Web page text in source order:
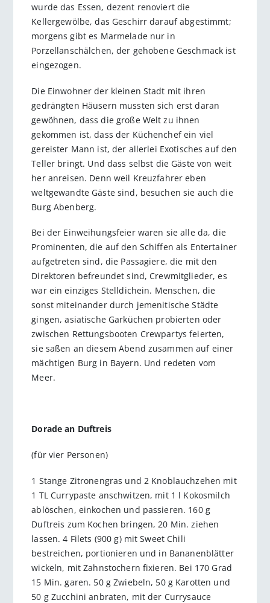
wurde das Essen, dezent renoviert die
Kellergewölbe, das Geschirr darauf abgestimmt;
morgens gibt es Marmelade nur in
Porzellanschälchen, der gehobene Geschmack ist
eingezogen.
Die Einwohner der kleinen Stadt mit ihren
gedrängten Häusern mussten sich erst daran
gewöhnen, dass die große Welt zu ihnen
gekommen ist, dass der Küchenchef ein viel
gereister Mann ist, der allerlei Exotisches auf den
Teller bringt. Und dass selbst die Gäste von weit
her anreisen. Denn weil Kreuzfahrer eben
weltgewandte Gäste sind, besuchen sie auch die
Burg Abenberg.
Bei der Einweihungsfeier waren sie alle da, die
Prominenten, die auf den Schiffen als Entertainer
aufgetreten sind, die Passagiere, die mit den
Direktoren befreundet sind, Crewmitglieder, es
war ein einziges Stelldichein. Menschen, die
sonst miteinander durch jemenitische Städte
gingen, asiatische Garküchen probierten oder
zwischen Rettungsbooten Crewpartys feierten,
sie saßen an diesem Abend zusammen auf einer
mächtigen Burg in Bayern. Und redeten vom
Meer.
Dorade an Duftreis
(für vier Personen)
1 Stange Zitronengras und 2 Knoblauchzehen mit
1 TL Currypaste anschwitzen, mit 1 l Kokosmilch
ablöschen, einkochen und passieren. 160 g
Duftreis zum Kochen bringen, 20 Min. ziehen
lassen. 4 Filets (900 g) mit Sweet Chili
bestreichen, portionieren und in Bananenblätter
wickeln, mit Zahnstochern fixieren. Bei 170 Grad
15 Min. garen. 50 g Zwiebeln, 50 g Karotten und
50 g Zucchini anbraten, mit der Currysauce